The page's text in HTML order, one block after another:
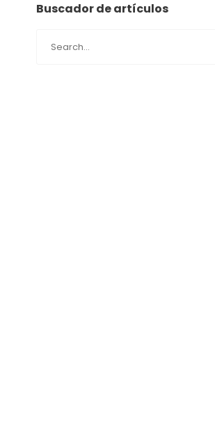
Buscador de artículos